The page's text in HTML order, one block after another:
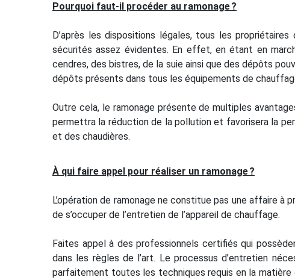
Pourquoi faut-il procéder au ramonage ?
D’après les dispositions légales, tous les
sécurités assez évidentes. En effet, en étant en
cendres, des bistres, de la suie ainsi que des dépôts
dépôts présents dans tous les équipements de
Outre cela, le ramonage présente de multiples
permettra la réduction de la pollution et favorisera la
et des chaudières.
À qui faire appel pour réaliser un ramonage ?
L’opération de ramonage ne constitue pas une affaire
de s’occuper de l’entretien de l’appareil de chauffage.
Faites appel à des professionnels certifiés qui
dans les règles de l’art. Le processus d’entretien
parfaitement toutes les techniques requis en la matière